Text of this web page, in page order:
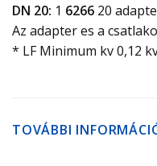
DN 20: 1 6266 20
Az adapter es a
* LF Minimum kv 0,12
TOVÁBBI